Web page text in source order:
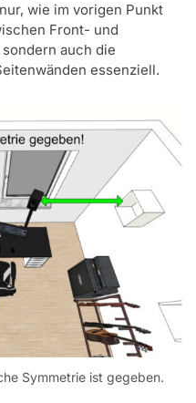
wie im vorigen Punkt
Front- und
auch die
essenziell.
Symmetrie ist gegeben.